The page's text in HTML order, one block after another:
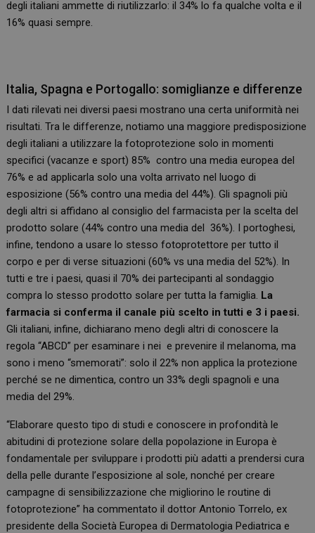
degli italiani ammette di riutilizzarlo: il 34% lo fa qualche volta e il
16% quasi sempre.
Italia, Spagna e Portogallo: somiglianze e differenze
I dati rilevati nei diversi paesi mostrano una certa uniformità nei
risultati. Tra le differenze, notiamo una maggiore predisposizione
degli italiani a utilizzare la fotoprotezione solo in momenti
specifici (vacanze e sport) 85% contro una media europea del
76% e ad applicarla solo una volta arrivato nel luogo di
esposizione (56% contro una media del 44%). Gli spagnoli più
degli altri si affidano al consiglio del farmacista per la scelta del
prodotto solare (44% contro una media del 36%). I portoghesi,
infine, tendono a usare lo stesso fotoprotettore per tutto il
corpo e per di verse situazioni (60% vs una media del 52%). In
tutti e tre i paesi, quasi il 70% dei partecipanti al sondaggio
compra lo stesso prodotto solare per tutta la famiglia. La
farmacia si conferma il canale più scelto in tutti e 3 i paesi.
Gli italiani, infine, dichiarano meno degli altri di conoscere la
regola “ABCD” per esaminare i nei e prevenire il melanoma, ma
sono i meno “smemorati”: solo il 22% non applica la protezione
perché se ne dimentica, contro un 33% degli spagnoli e una
media del 29%.
“Elaborare questo tipo di studi e conoscere in profondità le
abitudini di protezione solare della popolazione in Europa è
fondamentale per sviluppare i prodotti più adatti a prendersi cura
della pelle durante l’esposizione al sole, nonché per creare
campagne di sensibilizzazione che migliorino le routine di
fotoprotezione” ha commentato il dottor Antonio Torrelo, ex
presidente della Società Europea di Dermatologia Pediatrica e